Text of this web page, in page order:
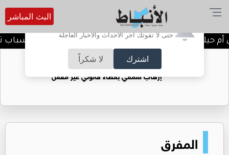
أترغب في تفعيل الإشعارات؟
حتى لا تفوتك آخر الأحداث والأخبار العاجلة
اشترك لا شكراً
البث المباشر
دفاعية؟ ماذا يحدث داخل دماغك؟ أسباب
ضوضاء الشوارع: الزامور ومضخمات الصوت..
إرهاب سمعي بغطاء قانوني غير مفعل
المفرق